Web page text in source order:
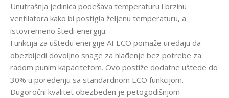
Unutrašnja jedinica podešava temperaturu i brzinu
ventilatora kako bi postigla željenu temperaturu, a
istovremeno štedi energiju.
Funkcija za uštedu energije AI ECO pomaže uređaju da
obezbijedi dovoljno snage za hlađenje bez potrebe za
radom punim kapacitetom. Ovo postiže dodatne uštede do
30% u poređenju sa standardnom ECO funkcijom.
Dugoročni kvalitet obezbeđen je petogodišnjom